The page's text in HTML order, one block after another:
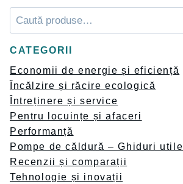
Caută
CATEGORII
Economii de energie și eficiență
Încălzire și răcire ecologică
Întreținere și service
Pentru locuințe și afaceri
Performanță
Pompe de căldură – Ghiduri utile
Recenzii și comparații
Tehnologie și inovații